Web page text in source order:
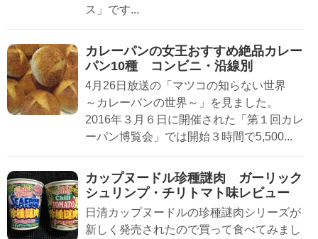
ス」です...
カレーパンの女王おすすめ絶品カレー
パン10種 コンビニ・沿線別
4月26日放送の「マツコの知らない世界
～カレーパンの世界～」を見ました。
2016年３月６日に開催された「第１回カレ
ーパン博覧会」では開始３時間で5,500...
カップヌードル珍種謎肉 ガーリック
シュリンプ・チリトマト味レビュー
日清カップヌードルの珍種謎肉シリーズが
新しく発売されたので買って食べてみまし